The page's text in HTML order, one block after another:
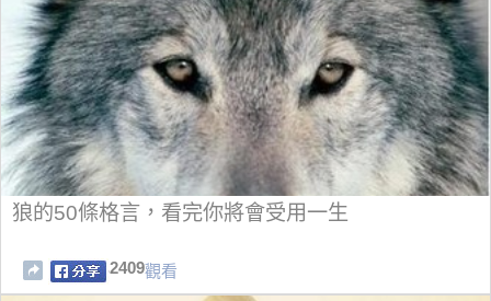
狼的50條格言，看完你將會受用一生
2409觀看